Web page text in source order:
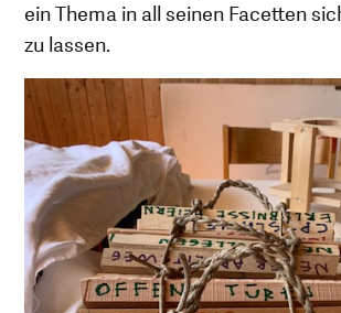
ein Thema in all seinen Facetten
zu lassen.